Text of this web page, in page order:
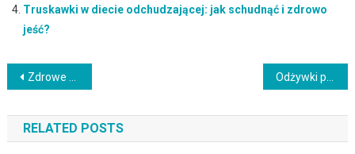
Truskawki w diecie odchudzającej: jak schudnąć i zdrowo
jeść?
Nawigacja
wpisu
Zdrowe mąki dietetyczne – jakie wybrać i jak wpływają na organizm?
RELATED POSTS